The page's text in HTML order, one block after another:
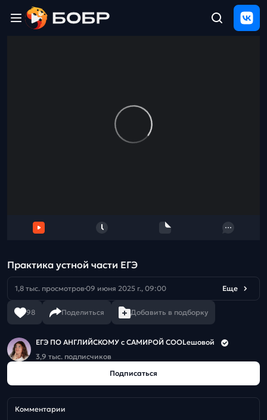
Практика устной части ЕГЭ
1,8 тыс. просмотров 09 июня 2025 г., 09:00 Еще
98 Поделиться Добавить в подборку
ЕГЭ ПО АНГЛИЙСКОМУ с САМИРОЙ COOLешовой
3,9 тыс. подписчиков
Подписаться
Комментарии